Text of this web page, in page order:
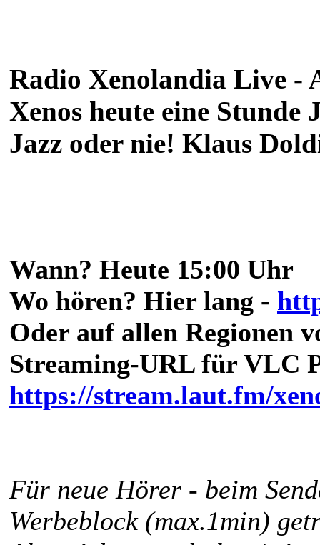
Radio Xenolandia Live -
Xenos heute eine Stunde
Jazz oder nie! Klaus
Wann? Heute 15:00 Uhr
Wo hören? Hier lang -
Oder auf allen Regionen
Streaming-URL für VLC
https://stream.laut.fm/
Für neue Hörer - beim
Werbeblock (max.1min)